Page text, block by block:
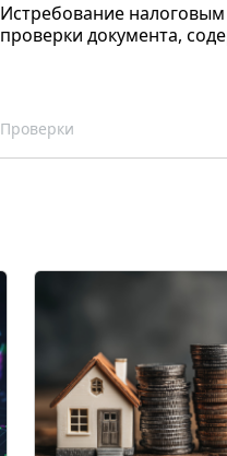
Истребование
проверки документа,
Проверки